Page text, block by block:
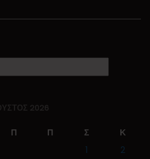
2026
Π Π Σ
Κ
1
2